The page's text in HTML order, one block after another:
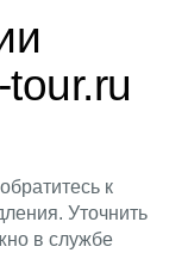
к
Уточнить
в службе